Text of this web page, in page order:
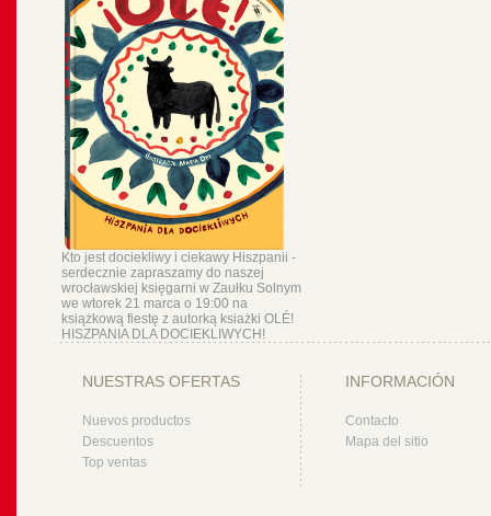
Kto jest dociekliwy i ciekawy Hiszpanii -
serdecznie zapraszamy do naszej
wrocławskiej księgarni w Zaułku Solnym
we wtorek 21 marca o 19:00 na
książkową fiestę z autorką ksiażki OLÉ!
HISZPANIA DLA DOCIEKLIWYCH!
NUESTRAS OFERTAS
Nuevos productos
Descuentos
Top ventas
INFORMACIÓN
Contacto
Mapa del sitio